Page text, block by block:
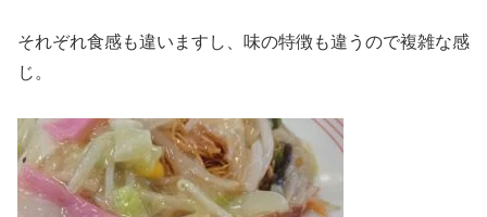
それぞれ食感も違いますし、味の特徴も違うので複雑な感
じ。